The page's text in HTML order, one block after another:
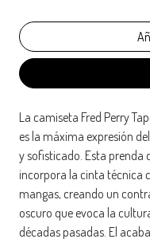
La camiseta Fred Perry
es la máxima expresión
y sofisticado. Esta prenda
incorpora la cinta técnica
mangas, creando un
oscuro que evoca la
décadas pasadas. El